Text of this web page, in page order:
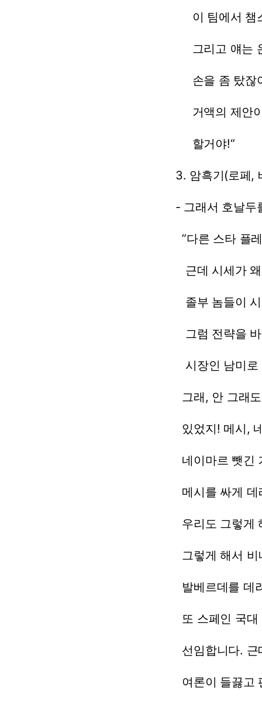
이 팀에서 챔
그리고 얘는
손을 좀 탔잖
거액의 제안
할거야!“
3. 암흑기(로페,
- 그래서 호날두
”다른 스타 플
근데 시세가 왜
졸부 놈들이
그럼 전략을
시장인 남미로
그래, 안 그래도
있었지! 메시,
네이마르 뺏긴
메시를 싸게 데
우리도 그렇게
그렇게 해서 비
발베르데를 데
또 스페인 국대
선임합니다. 근
여론이 들끓고